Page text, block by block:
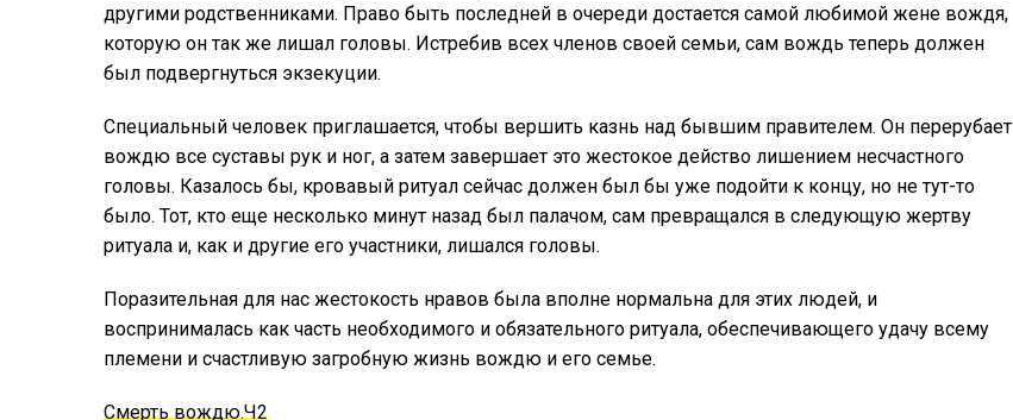
другими родственниками. Право быть последней в очереди достается самой любимой жене вождя,
которую он так же лишал головы. Истребив всех членов своей семьи, сам вождь теперь должен
был подвергнуться экзекуции.
Специальный человек приглашается, чтобы вершить казнь над бывшим правителем. Он перерубает
вождю все суставы рук и ног, а затем завершает это жестокое действо лишением несчастного
головы. Казалось бы, кровавый ритуал сейчас должен был бы уже подойти к концу, но не тут-то
было. Тот, кто еще несколько минут назад был палачом, сам превращался в следующую жертву
ритуала и, как и другие его участники, лишался головы.
Поразительная для нас жестокость нравов была вполне нормальна для этих людей, и
воспринималась как часть необходимого и обязательного ритуала, обеспечивающего удачу всему
племени и счастливую загробную жизнь вождю и его семье.
Смерть вождю.Ч2